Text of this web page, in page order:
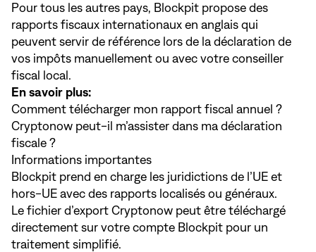
Pour tous les autres pays, Blockpit propose des
rapports fiscaux internationaux en anglais qui
peuvent servir de référence lors de la déclaration de
vos impôts manuellement ou avec votre conseiller
fiscal local.
En savoir plus:
Comment télécharger mon rapport fiscal annuel ?
Cryptonow peut-il m’assister dans ma déclaration
fiscale ?
Informations importantes
Blockpit prend en charge les juridictions de l’UE et
hors-UE avec des rapports localisés ou généraux.
Le fichier d’export Cryptonow peut être téléchargé
directement sur votre compte Blockpit pour un
traitement simplifié.